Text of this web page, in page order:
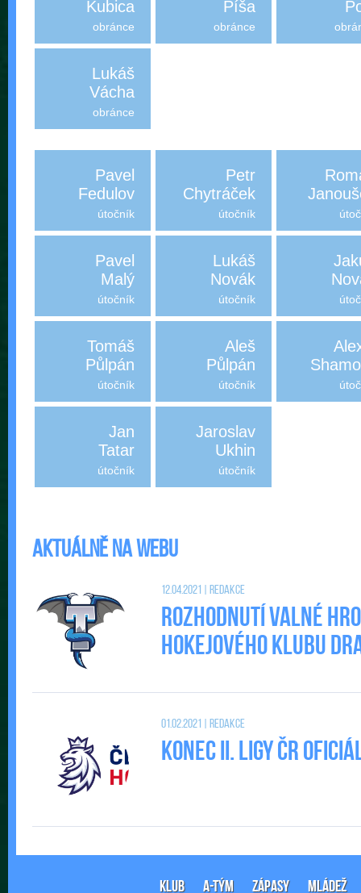
Kubica
obránce
Píša
obránce
Lukáš
Vácha
obránce
Pavel
Fedulov
útočník
Petr
Chytráček
útočník
Pavel
Malý
útočník
Lukáš
Novák
útočník
Tomáš
Půlpán
útočník
Aleš
Půlpán
útočník
Jan
Tatar
útočník
Jaroslav
Ukhin
útočník
Aktuálně na webu
12.04.2021 | Redakce
Rozhodnutí valné
Hokejového klubu
01.02.2021 | Redakce
Konec II. Ligy ČR
KLUB A-TÝM ZÁPASY MLÁDEŽ